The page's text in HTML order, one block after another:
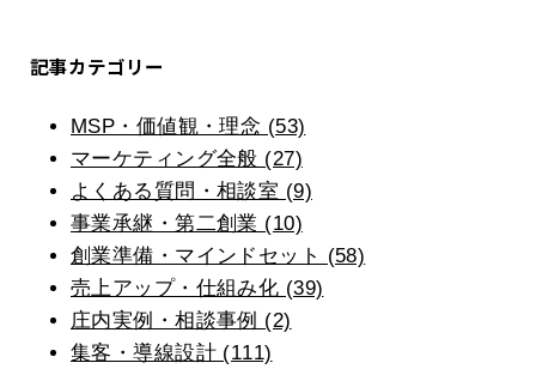
記事カテゴリー
MSP・価値観・理念 (53)
マーケティング全般 (27)
よくある質問・相談室 (9)
事業承継・第二創業 (10)
創業準備・マインドセット (58)
売上アップ・仕組み化 (39)
庄内実例・相談事例 (2)
集客・導線設計 (111)